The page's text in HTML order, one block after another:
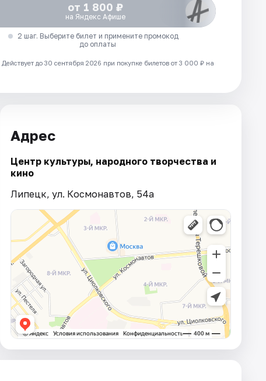
от 1 800 ₽
на Яндекс Афише
2 шаг. Выберите билет и примените промокод
до оплаты
Действует до 30 сентября 2026 при покупке билетов от 3 000 ₽ на
Адрес
Центр культуры, народного творчества и
кино
Липецк, ул. Космонавтов, 54а